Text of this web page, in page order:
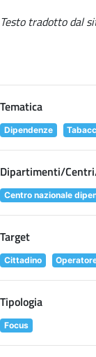
Testo tradotto dal
Tematica
Dipendenze
Dipartimenti/
Centro nazionale
Target
Cittadino
Tipologia
Focus